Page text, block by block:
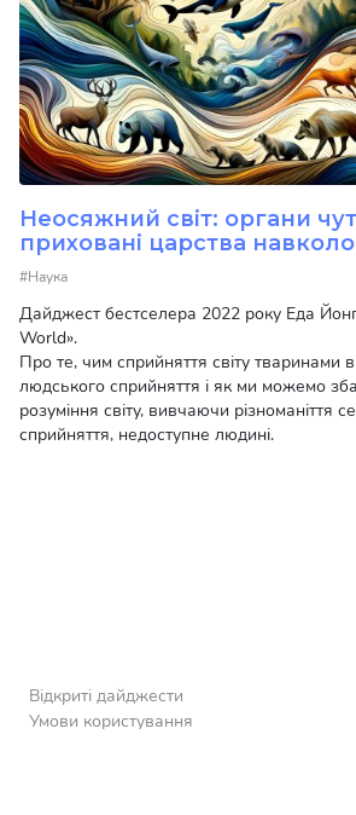
Неосяжний світ: органи
приховані царства
#Наука
Дайджест бестселера 2022 року Еда
World».
Про те, чим сприйняття світу тваринами
людського сприйняття і як ми можемо
розуміння світу, вивчаючи різноманіття
сприйняття, недоступне людині.
Відкриті дайджести
Умови користування